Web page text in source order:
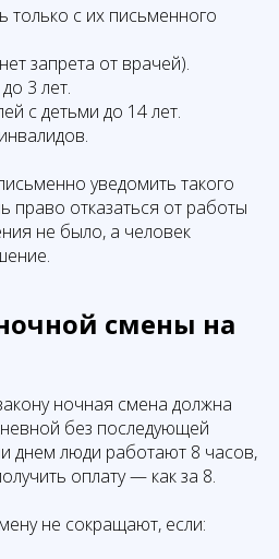
только с их письменного
запрета от врачей).
3 лет.
с детьми до 14 лет.
уведомить такого
право отказаться от работы
не было, а человек
смены на
ночная смена должна
без последующей
днем люди работают 8 часов,
оплату — как за 8.
не сокращают, если: